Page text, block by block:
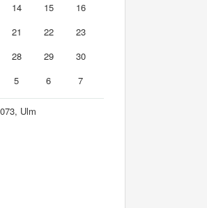
14 15
16
21 22
23
28 29
30
5 6 7
Ulm